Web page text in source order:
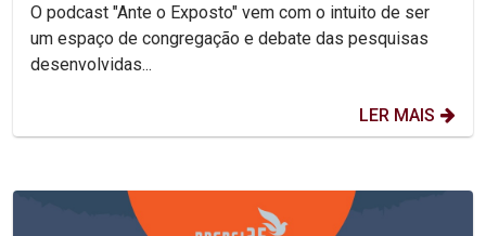
O podcast "Ante o Exposto" vem com o intuito de ser
um espaço de congregação e debate das pesquisas
desenvolvidas...
LER MAIS